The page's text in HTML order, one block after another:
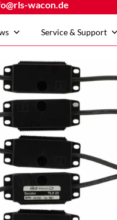
wacon.de
Service & Support